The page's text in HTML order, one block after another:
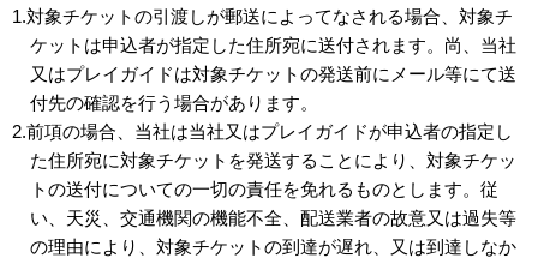
1.対象チケットの引渡しが郵送によってなされる場合、対象チ
ケットは申込者が指定した住所宛に送付されます。尚、当社
又はプレイガイドは対象チケットの発送前にメール等にて送
付先の確認を行う場合があります。
2.前項の場合、当社は当社又はプレイガイドが申込者の指定し
た住所宛に対象チケットを発送することにより、対象チケッ
トの送付についての一切の責任を免れるものとします。従
い、天災、交通機関の機能不全、配送業者の故意又は過失等
の理由により、対象チケットの到達が遅れ、又は到達しなか